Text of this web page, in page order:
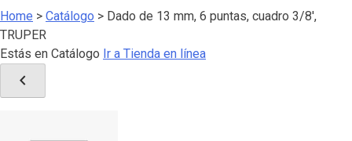
Home > Catálogo > Dado de 13 mm, 6 puntas, cuadro 3/8′,
TRUPER
Estás en Catálogo Ir a Tienda en línea
chevron_left